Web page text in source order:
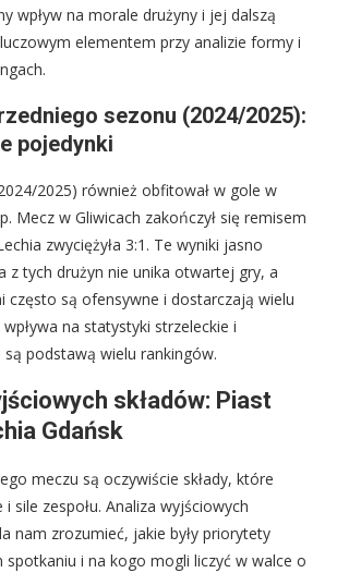
wpływ na morale drużyny i jej dalszą
elementem przy analizie formy i
sezonu (2024/2025):
pojedynki
2025) również obfitował w gole w
Mecz w Gliwicach zakończył się remisem
zwyciężyła 3:1. Te wyniki jasno
z tych drużyn nie unika otwartej gry, a
często są ofensywne i dostarczają wielu
na statystyki strzeleckie i
podstawą wielu rankingów.
składów: Piast
Gdańsk
meczu są oczywiście składy, które
sile zespołu. Analiza wyjściowych
nam zrozumieć, jakie były priorytety
i na kogo mogli liczyć w walce o